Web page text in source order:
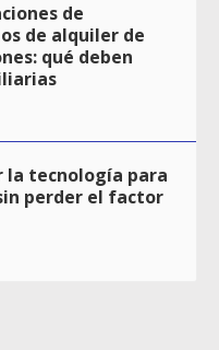
de
de alquiler de
qué deben
la tecnología para
perder el factor